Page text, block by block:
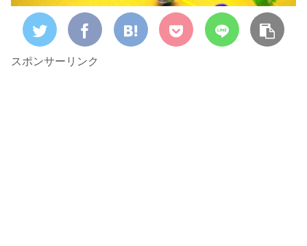
スポンサーリンク